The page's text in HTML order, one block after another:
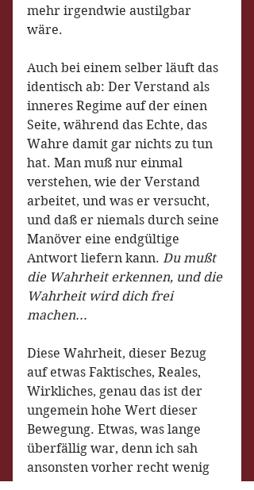
mehr irgendwie austilgbar
wäre.
Auch bei einem selber läuft das
identisch ab: Der Verstand als
inneres Regime auf der einen
Seite, während das Echte, das
Wahre damit gar nichts zu tun
hat. Man muß nur einmal
verstehen, wie der Verstand
arbeitet, und was er versucht,
und daß er niemals durch seine
Manöver eine endgültige
Antwort liefern kann. Du mußt
die Wahrheit erkennen, und die
Wahrheit wird dich frei
machen...
Diese Wahrheit, dieser Bezug
auf etwas Faktisches, Reales,
Wirkliches, genau das ist der
ungemein hohe Wert dieser
Bewegung. Etwas, was lange
überfällig war, denn ich sah
ansonsten vorher recht wenig